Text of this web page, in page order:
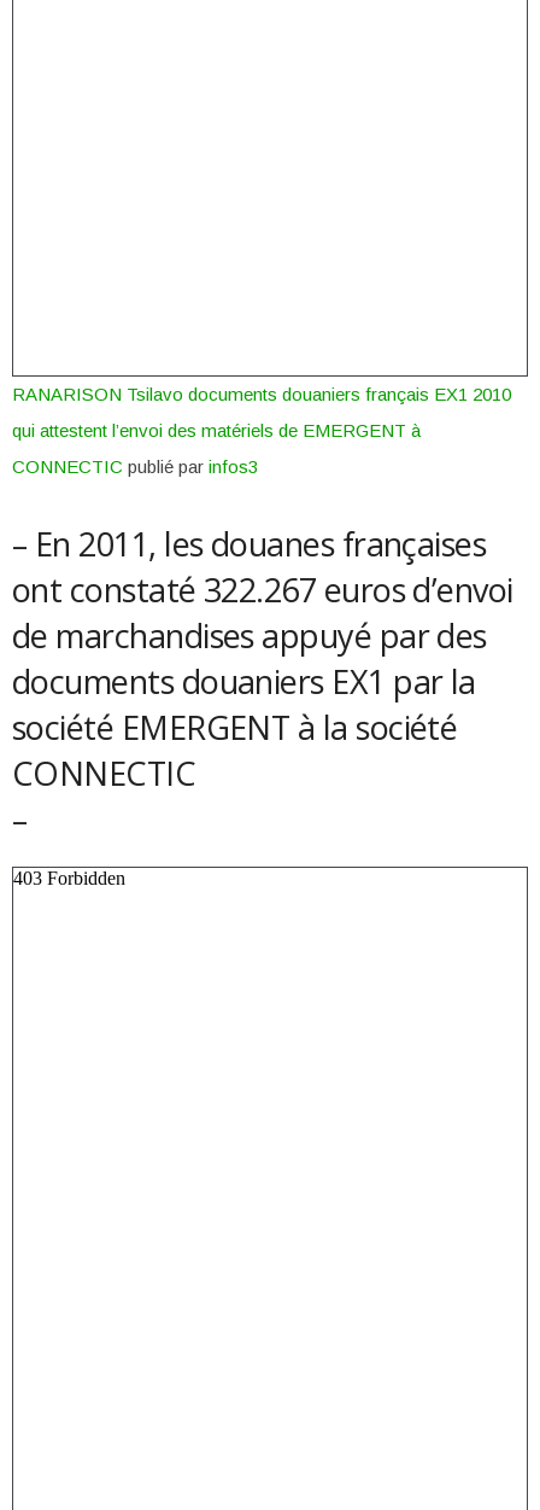
RANARISON Tsilavo documents douaniers français EX1 2010
qui attestent l’envoi des matériels de EMERGENT à
CONNECTIC publié par infos3
– En 2011, les douanes françaises
ont constaté 322.267 euros d’envoi
de marchandises appuyé par des
documents douaniers EX1 par la
société EMERGENT à la société
CONNECTIC
–